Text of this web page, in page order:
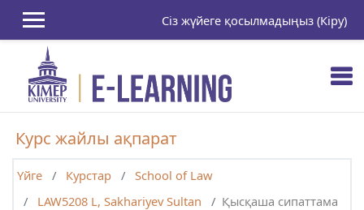
Сіз жүйеге қосылмадыңыз (Кіру)
Курс жайлы ақпарат
Үйге Курстар
School of Law
LAW5208 L, Sakhariyev Sultan
Қысқаша сипаттама